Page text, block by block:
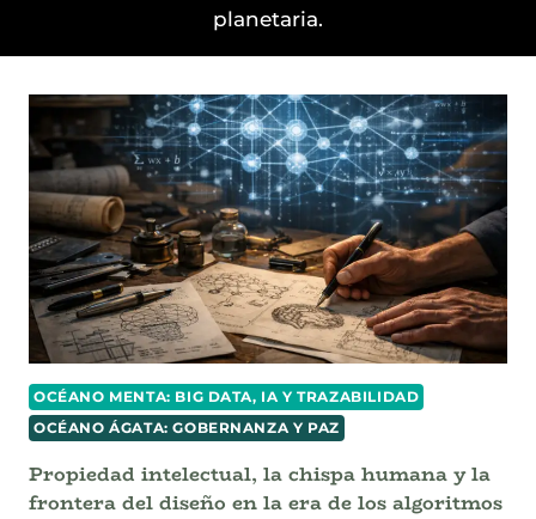
planetaria.
OCÉANO MENTA: BIG DATA, IA Y TRAZABILIDAD
OCÉANO ÁGATA: GOBERNANZA Y PAZ
Propiedad intelectual, la chispa humana y la
frontera del diseño en la era de los algoritmos